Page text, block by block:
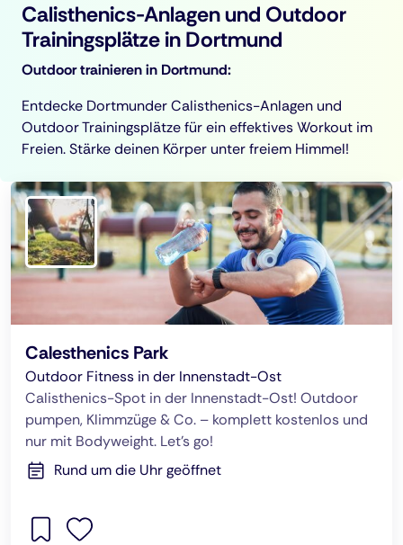
Calisthenics-Anlagen und Outdoor
Trainingsplätze in Dortmund
Outdoor trainieren in Dortmund:
Entdecke Dortmunder Calisthenics-Anlagen und
Outdoor Trainingsplätze für ein effektives Workout im
Freien. Stärke deinen Körper unter freiem Himmel!
Calesthenics Park
Outdoor Fitness in der Innenstadt-Ost
Calisthenics-Spot in der Innenstadt-Ost! Outdoor
pumpen, Klimmzüge & Co. – komplett kostenlos und
nur mit Bodyweight. Let's go!
Rund um die Uhr geöffnet